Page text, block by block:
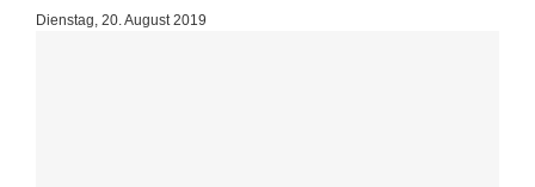
Dienstag, 20. August 2019